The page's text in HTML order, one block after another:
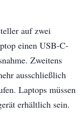
auf zwei
einen USB-C-
Zweitens
ausschließlich
Laptops müssen
erhältlich sein.